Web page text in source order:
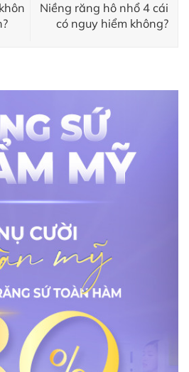
Niềng răng hô nhổ 4 cái
có nguy hiểm không?